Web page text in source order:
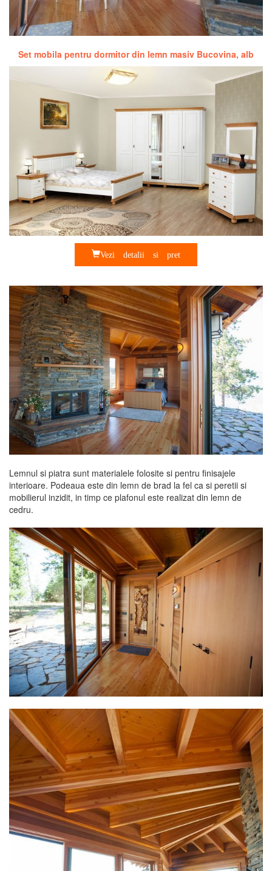
Set mobila pentru dormitor din lemn masiv Bucovina, alb
Vezi detalii si pret
Lemnul si piatra sunt materialele folosite si pentru finisajele
interioare. Podeaua este din lemn de brad la fel ca si peretii si
mobilierul inzidit, in timp ce plafonul este realizat din lemn de
cedru.